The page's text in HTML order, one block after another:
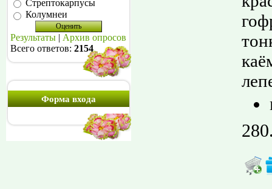
Стрептокарпусы
Колумнеи
Результаты
Архив опросов
Всего ответов: 2154
Форма входа